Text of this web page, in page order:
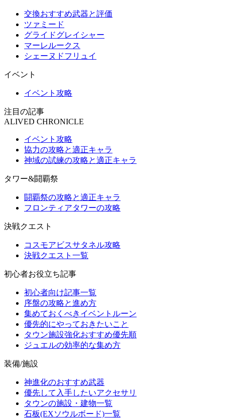
交換おすすめ武器と評価
ツァミード
グライドグレイシャー
マーレルークス
シェーヌドフリュイ
イベント
イベント攻略
注目の記事
ALIVED CHRONICLE
イベント攻略
協力の攻略と適正キャラ
神域の試練の攻略と適正キャラ
タワー&闘覇祭
闘覇祭の攻略と適正キャラ
フロンティアタワーの攻略
決戦クエスト
コスモアビスサタネル攻略
決戦クエスト一覧
初心者お役立ち記事
初心者向け記事一覧
序盤の攻略と進め方
集めておくべきイベントルーン
優先的にやっておきたいこと
タウン施設強化おすすめ優先順
ジュエルの効率的な集め方
装備/施設
神進化のおすすめ武器
優先して入手したいアクセサリ
タウンの施設・建物一覧
石板(EXソウルボード)一覧